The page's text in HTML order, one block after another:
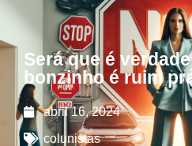
Será que é
bonzinho é ruim
abril 16, 2024
colunistas